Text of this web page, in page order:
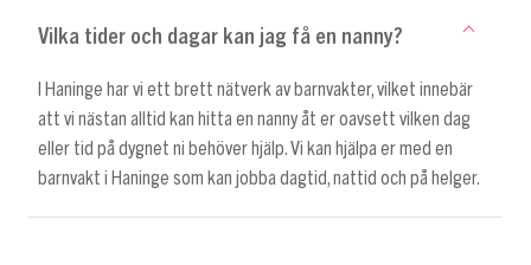
Vilka tider och dagar kan jag få en nanny?
I Haninge har vi ett brett nätverk av barnvakter, vilket innebär
att vi nästan alltid kan hitta en nanny åt er oavsett vilken dag
eller tid på dygnet ni behöver hjälp. Vi kan hjälpa er med en
barnvakt i Haninge som kan jobba dagtid, nattid och på helger.